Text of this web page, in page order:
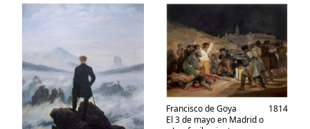
Francisco de Goya
El 3 de mayo en Madrid o
1814